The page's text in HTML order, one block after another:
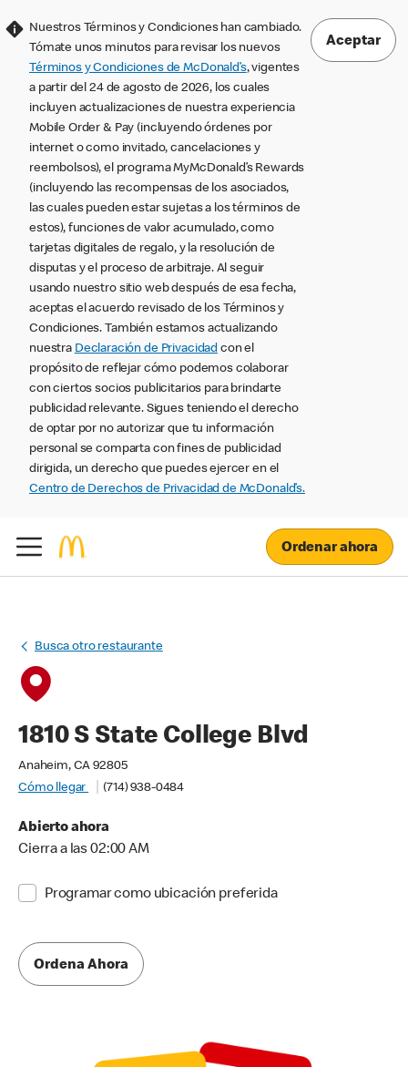
Nuestros Términos y Condiciones han cambiado.
Tómate unos minutos para revisar los nuevos
Términos y Condiciones de McDonald’s, vigentes
a partir del 24 de agosto de 2026, los cuales
incluyen actualizaciones de nuestra experiencia
Mobile Order & Pay (incluyendo órdenes por
internet o como invitado, cancelaciones y
reembolsos), el programa MyMcDonald’s Rewards
(incluyendo las recompensas de los asociados,
las cuales pueden estar sujetas a los términos de
estos), funciones de valor acumulado, como
tarjetas digitales de regalo, y la resolución de
disputas y el proceso de arbitraje. Al seguir
usando nuestro sitio web después de esa fecha,
aceptas el acuerdo revisado de los Términos y
Condiciones. También estamos actualizando
nuestra Declaración de Privacidad con el
propósito de reflejar cómo podemos colaborar
con ciertos socios publicitarios para brindarte
publicidad relevante. Sigues teniendo el derecho
de optar por no autorizar que tu información
personal se comparta con fines de publicidad
dirigida, un derecho que puedes ejercer en el
Centro de Derechos de Privacidad de McDonald’s.
Aceptar
Ordenar ahora
Busca otro restaurante
1810 S State College Blvd
Anaheim, CA 92805
Cómo llegar
(714) 938-0484
Abierto ahora
Cierra a las 02:00 AM
Programar como ubicación preferida
Ordena Ahora